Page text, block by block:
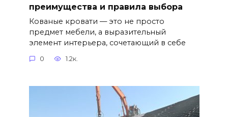
преимущества и правила выбора
Кованые кровати — это не просто
предмет мебели, а выразительный
элемент интерьера, сочетающий в себе
0 1.2к.